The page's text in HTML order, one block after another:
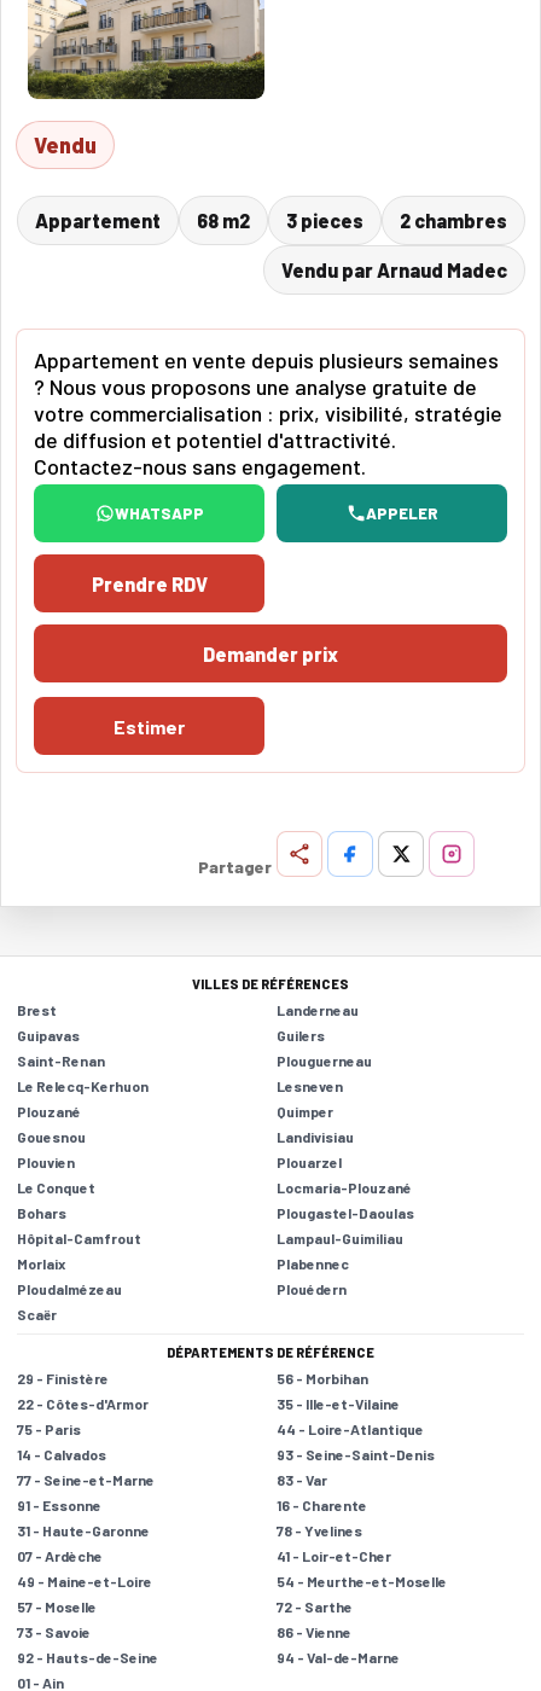
Vendu
Appartement 68 m2 3 pieces 2 chambres
Vendu par Arnaud Madec
Appartement en vente depuis plusieurs semaines
? Nous vous proposons une analyse gratuite de
votre commercialisation : prix, visibilité, stratégie
de diffusion et potentiel d'attractivité.
Contactez-nous sans engagement.
WHATSAPP APPELER
Prendre RDV
Demander prix
Estimer
Partager
VILLES DE RÉFÉRENCES
Brest
Landerneau
Guipavas
Guilers
Saint-Renan
Plouguerneau
Le Relecq-Kerhuon
Lesneven
Plouzané
Quimper
Gouesnou
Landivisiau
Plouvien
Plouarzel
Le Conquet
Locmaria-Plouzané
Bohars
Plougastel-Daoulas
Hôpital-Camfrout
Lampaul-Guimiliau
Morlaix
Plabennec
Ploudalmézeau
Plouédern
Scaër
DÉPARTEMENTS DE RÉFÉRENCE
29 - Finistère
56 - Morbihan
22 - Côtes-d'Armor
35 - Ille-et-Vilaine
75 - Paris
44 - Loire-Atlantique
14 - Calvados
93 - Seine-Saint-Denis
77 - Seine-et-Marne
83 - Var
91 - Essonne
16 - Charente
31 - Haute-Garonne
78 - Yvelines
07 - Ardèche
41 - Loir-et-Cher
49 - Maine-et-Loire
54 - Meurthe-et-Moselle
57 - Moselle
72 - Sarthe
73 - Savoie
86 - Vienne
92 - Hauts-de-Seine
94 - Val-de-Marne
01 - Ain